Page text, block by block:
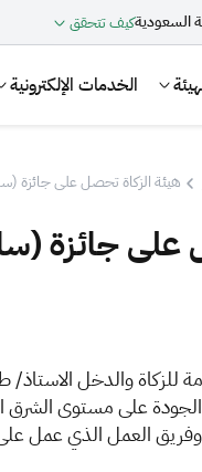
السعوديةكيف تتحقق
الخدمات الإلكترونية
القيمة المضافة
هيئة الزكاة تحصل على جائزة
على جائزة
للزكاة والدخل
العمل الذي عمل على